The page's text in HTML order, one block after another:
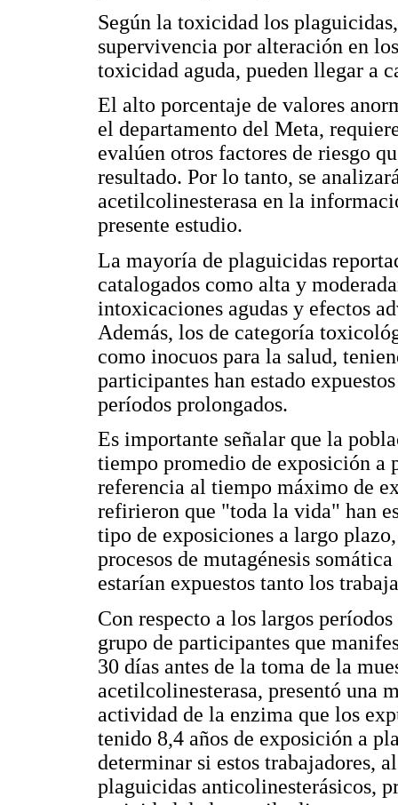
Según la toxicidad los
supervivencia por alteración en
toxicidad aguda, pueden llegar a
El alto porcentaje de valores
el departamento del Meta,
evalúen otros factores de riesgo
resultado. Por lo tanto, se
acetilcolinesterasa en la
presente estudio.
La mayoría de plaguicidas
catalogados como alta y
intoxicaciones agudas y efectos
Además, los de categoría
como inocuos para la salud,
participantes han estado
períodos prolongados.
Es importante señalar que la
tiempo promedio de exposición a
referencia al tiempo máximo de
refirieron que "toda la vida" han
tipo de exposiciones a largo
procesos de mutagénesis
estarían expuestos tanto los
Con respecto a los largos
grupo de participantes que
30 días antes de la toma de la
acetilcolinesterasa, presentó una
actividad de la enzima que los
tenido 8,4 años de exposición a
determinar si estos trabajadores,
plaguicidas anticolinesterásicos,